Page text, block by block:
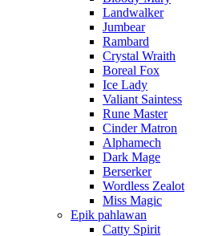
Landwalker
Jumbear
Rambard
Crystal Wraith
Boreal Fox
Ice Lady
Valiant Saintess
Rune Master
Cinder Matron
Alphamech
Dark Mage
Berserker
Wordless Zealot
Miss Magic
Epik pahlawan
Catty Spirit